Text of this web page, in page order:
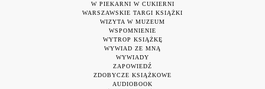
W PIEKARNI W CUKIERNI
WARSZAWSKIE TARGI KSIĄŻKI
WIZYTA W MUZEUM
WSPOMNIENIE
WYTROP KSIĄŻKĘ
WYWIAD ZE MNĄ
WYWIADY
ZAPOWIEDŹ
ZDOBYCZE KSIĄŻKOWE
AUDIOBOOK